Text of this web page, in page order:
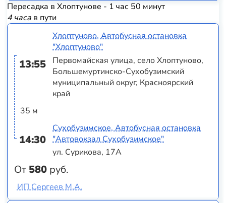
Пересадка в Хлоптунове - 1 час 50 минут
4 часав пути
13:55
35 м
14:30
От 580 руб.
Хлоптуново, Автобусная остановка
"Хлоптуново"
Первомайская улица, село Хлоптуново,
Большемуртинско-Сухобузимский
муниципальный округ, Красноярский
край
Сухобузимское, Автобусная остановка
"Автовокзал Сухобузимское"
ул. Сурикова, 17А
ИП Сергеев М.А.